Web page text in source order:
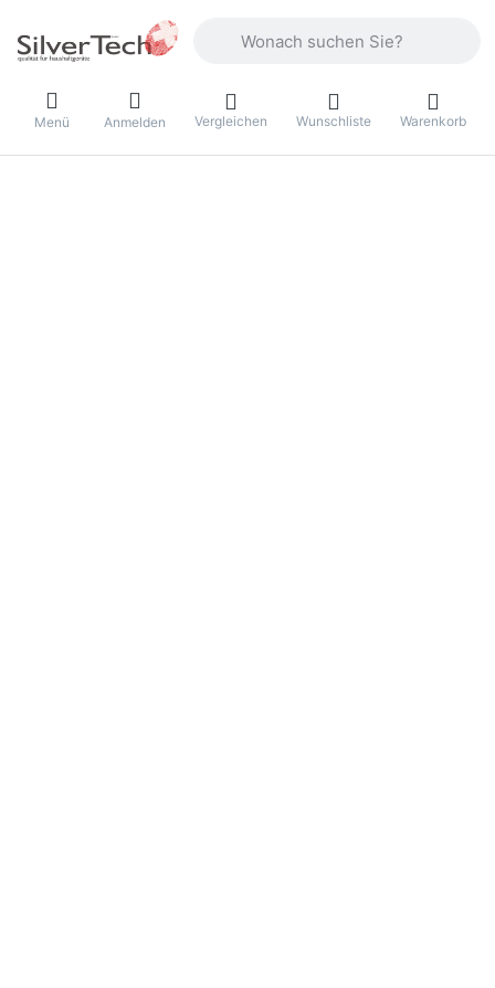
Menü Anmelden Vergleichen Wunschliste Warenkorb